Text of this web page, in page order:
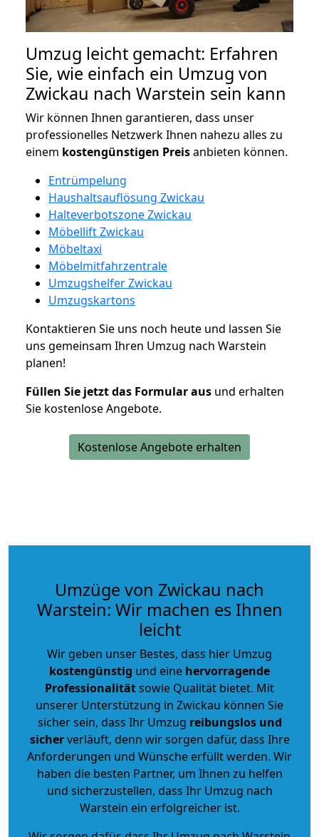
Umzug leicht gemacht: Erfahren
Sie, wie einfach ein Umzug von
Zwickau nach Warstein sein kann
Wir können Ihnen garantieren, dass unser
professionelles Netzwerk Ihnen nahezu alles zu
einem kostengünstigen Preisanbieten können.
Entrümpelung
Haushaltsauflösung Zwickau
Halteverbotszone Zwickau
Möbellift Zwickau
Möbeltaxi
Möbelmitfahrzentrale
Umzugshelfer Zwickau
Umzugskartons
Kontaktieren Sie uns noch heute und lassen Sie
uns gemeinsam Ihren Umzug nach Warstein
planen!
Füllen Sie jetzt das Formular aus und erhalten
Sie kostenlose Angebote.
Kostenlose Angebote erhalten
Umzüge von Zwickau nach
Warstein: Wir machen es Ihnen
leicht
Wir geben unser Bestes, dass hier Umzug
kostengünstig und eine hervorragende
Professionalitätsowie Qualität bietet. Mit
unserer Unterstützung in Zwickau können Sie
sicher sein, dass Ihr Umzug reibungslos und
sicherverläuft, denn wir sorgen dafür, dass Ihre
Anforderungen und Wünsche erfüllt werden. Wir
haben die besten Partner, um Ihnen zu helfen
und sicherzustellen, dass Ihr Umzug nach
Warstein ein erfolgreicher ist.